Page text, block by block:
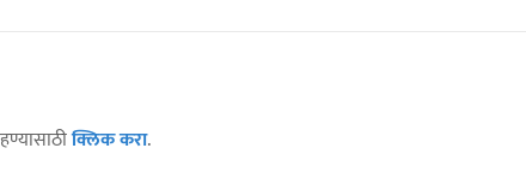
क्लिक करा.